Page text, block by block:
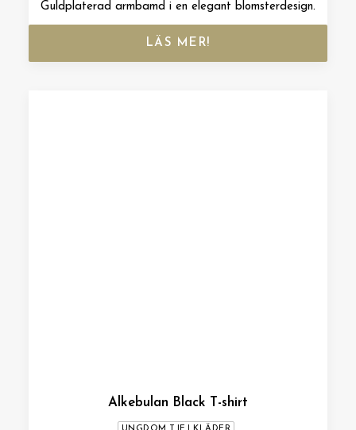
Guldplaterad armbamd i en elegant blomsterdesign.
LÄS MER!
Alkebulan Black T-shirt